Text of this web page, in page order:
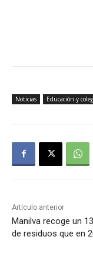
Noticias Educación y
Artículo anterior
Manilva recoge un
de residuos que en